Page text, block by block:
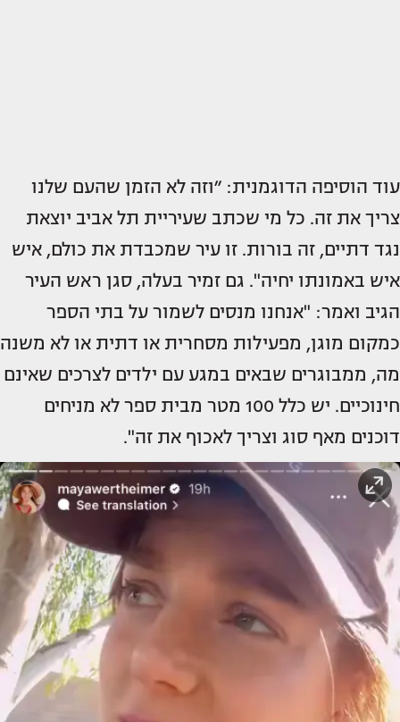
עוד הוסיפה הדוגמנית: ״וזה לא הזמן שהעם שלנו
צריך את זה. כל מי שכתב שעיריית תל אביב יוצאת
נגד דתיים, זה בורות. זו עיר שמכבדת את כולם, איש
איש באמונתו יחיה". גם זמיר בעלה, סגן ראש העיר
הגיב ואמר: "אנחנו מנסים לשמור על בתי הספר
כמקום מוגן, מפעילות מסחרית או דתית או לא משנה
מה, ממבוגרים שבאים במגע עם ילדים לצרכים שאינם
חינוכיים. יש כלל 100 מטר מבית ספר לא מניחים
דוכנים מאף סוג וצריך לאכוף את זה".